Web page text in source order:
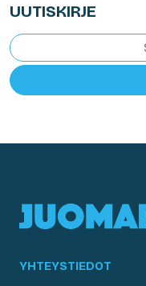
UUTISKIRJE
YHTEYSTIEDOT